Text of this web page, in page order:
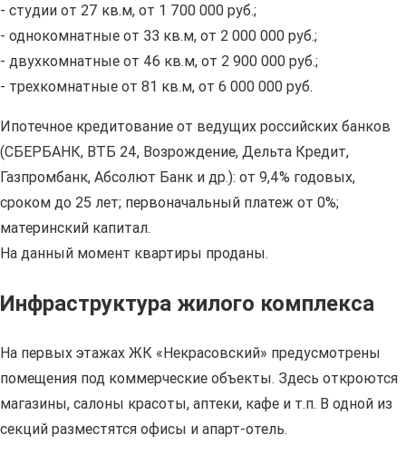
- студии от 27 кв.м, от 1 700 000 руб.;
- однокомнатные от 33 кв.м, от 2 000 000 руб.;
- двухкомнатные от 46 кв.м, от 2 900 000 руб.;
- трехкомнатные от 81 кв.м, от 6 000 000 руб.
Ипотечное кредитование от ведущих российских банков
(СБЕРБАНК, ВТБ 24, Возрождение, Дельта Кредит,
Газпромбанк, Абсолют Банк и др.): от 9,4% годовых,
сроком до 25 лет; первоначальный платеж от 0%;
материнский капитал.
На данный момент квартиры проданы.
Инфраструктура жилого комплекса
На первых этажах ЖК «Некрасовский» предусмотрены
помещения под коммерческие объекты. Здесь откроются
магазины, салоны красоты, аптеки, кафе и т.п. В одной из
секций разместятся офисы и апарт-отель.